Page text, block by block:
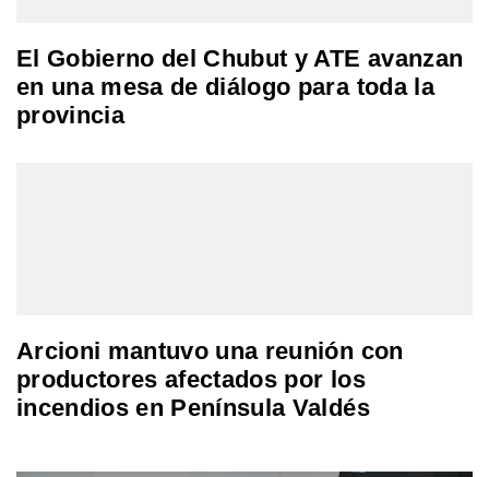
El Gobierno del Chubut y ATE avanzan
en una mesa de diálogo para toda la
provincia
Arcioni mantuvo una reunión con
productores afectados por los
incendios en Península Valdés